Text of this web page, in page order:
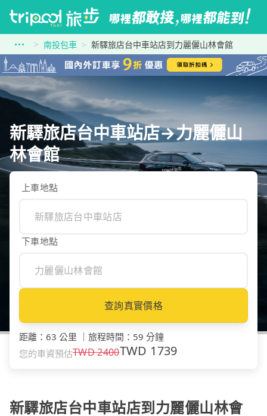
南投包車 新驛旅店台中車站店到力麗儷山林會館
新驛旅店台中車站店→力麗儷山
林會館
上車地點
下車地點
查詢真實價格
距離 ： 63 公里 ｜ 旅程時間 ： 59 分鐘
您的車資預估TWD2400TWD 1739
新驛旅店台中車站店到力麗儷山林會